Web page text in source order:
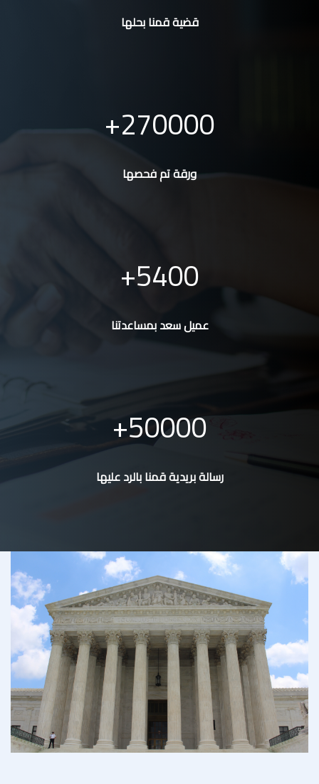
قضية قمنا بحلها
270000
ورقة تم فحصها
5400
عميل سعد بمساعدتنا
50000
رسالة بريدية قمنا بالرد عليها